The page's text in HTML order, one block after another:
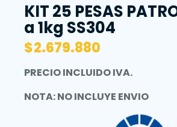
KIT 25 PESAS
a 1kg SS304
$2.679.880
PRECIO INCLUIDO IVA.
NOTA: NO INCLUYE ENVIO